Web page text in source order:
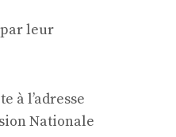
par leur
à l’adresse
Nationale